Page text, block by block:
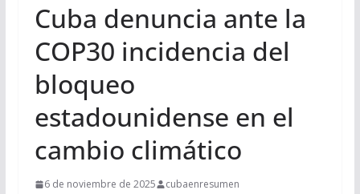
Cuba denuncia ante la
COP30 incidencia del
bloqueo
estadounidense en el
cambio climático
6 de noviembre de 2025 cubaenresumen